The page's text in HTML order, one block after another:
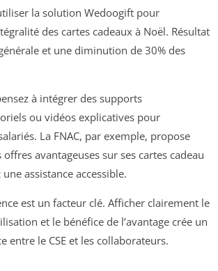
la solution Wedoogift pour
des cartes cadeaux à Noël. Résultat
et une diminution de 30% des
à intégrer des supports
ou vidéos explicatives pour
La FNAC, par exemple, propose
avantageuses sur ses cartes cadeau
une assistance accessible.
est un facteur clé. Afficher clairement le
et le bénéfice de l’avantage crée un
entre le CSE et les collaborateurs.